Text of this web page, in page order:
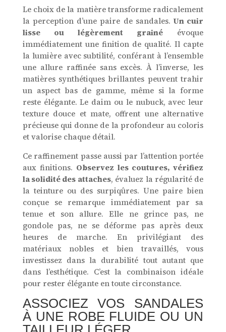
Le choix de la matière transforme radicalement
la perception d’une paire de sandales. Un cuir
lisse ou légèrement grainé évoque
immédiatement une finition de qualité. Il capte
la lumière avec subtilité, conférant à l’ensemble
une allure raffinée sans excès. À l’inverse, les
matières synthétiques brillantes peuvent trahir
un aspect bas de gamme, même si la forme
reste élégante. Le daim ou le nubuck, avec leur
texture douce et mate, offrent une alternative
précieuse qui donne de la profondeur au coloris
et valorise chaque détail.
Ce raffinement passe aussi par l’attention portée
aux finitions. Observez les coutures, vérifiez
la solidité des attaches, évaluez la régularité de
la teinture ou des surpiqûres. Une paire bien
conçue se remarque immédiatement par sa
tenue et son allure. Elle ne grince pas, ne
gondole pas, ne se déforme pas après deux
heures de marche. En privilégiant des
matériaux nobles et bien travaillés, vous
investissez dans la durabilité tout autant que
dans l’esthétique. C’est la combinaison idéale
pour rester élégante en toute circonstance.
ASSOCIEZ VOS SANDALES
À UNE ROBE FLUIDE OU UN